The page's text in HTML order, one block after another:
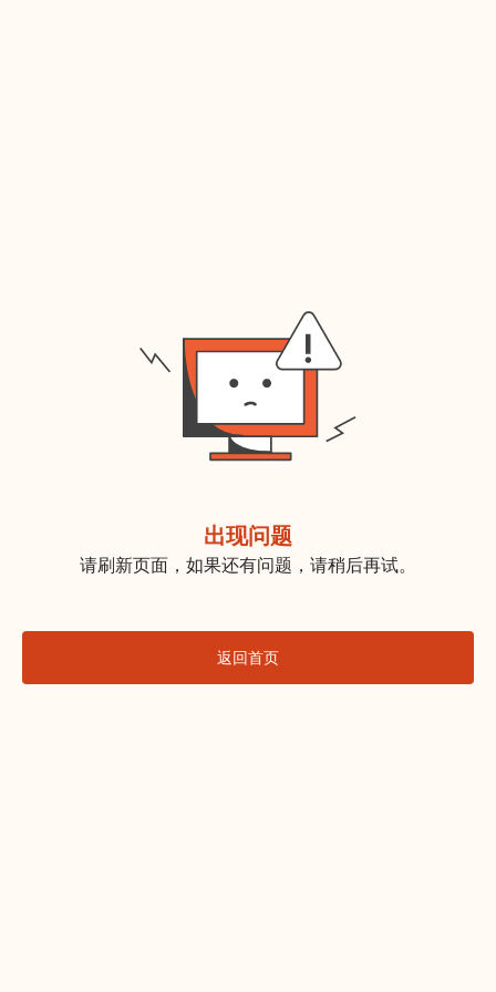
出现问题
请刷新页面，如果还有问题，请稍后再试。
返回首页